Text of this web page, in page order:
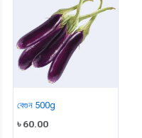
বেগুন 500g
৳60.00